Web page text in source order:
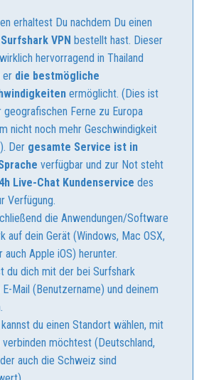
erhaltest Du nachdem Du einen
Surfshark VPN bestellt hast. Dieser
hervorragend in Thailand
er die bestmögliche
ermöglicht. (Dies ist
geografischen Ferne zu Europa
nicht noch mehr Geschwindigkeit
Der gesamte Service ist in
verfügbar und zur Not steht
Live-Chat Kundenservice des
Verfügung.
die Anwendungen/Software
auf dein Gerät (Windows, Mac OSX,
auch Apple iOS) herunter.
du dich mit der bei Surfshark
Mail (Benutzername) und deinem
du einen Standort wählen, mit
möchtest (Deutschland,
auch die Schweiz sind